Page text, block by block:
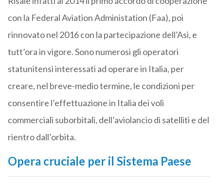
con la Federal Aviation Administation (Faa), poi
rinnovato nel 2016 con la partecipazione dell’Asi, e
tutt’ora in vigore. Sono numerosi gli operatori
statunitensi interessati ad operare in Italia, per
creare, nel breve-medio termine, le condizioni per
consentire l’effettuazione in Italia dei voli
commerciali suborbitali, dell’aviolancio di satelliti e del
rientro dall’orbita.
Opera cruciale per il Sistema Paese